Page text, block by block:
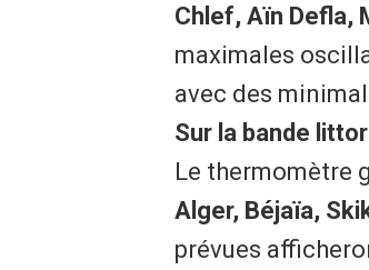
Chlef, Aïn Defla,
maximales
avec des
Sur la bande
Le thermomètre
Alger, Béjaïa,
prévues